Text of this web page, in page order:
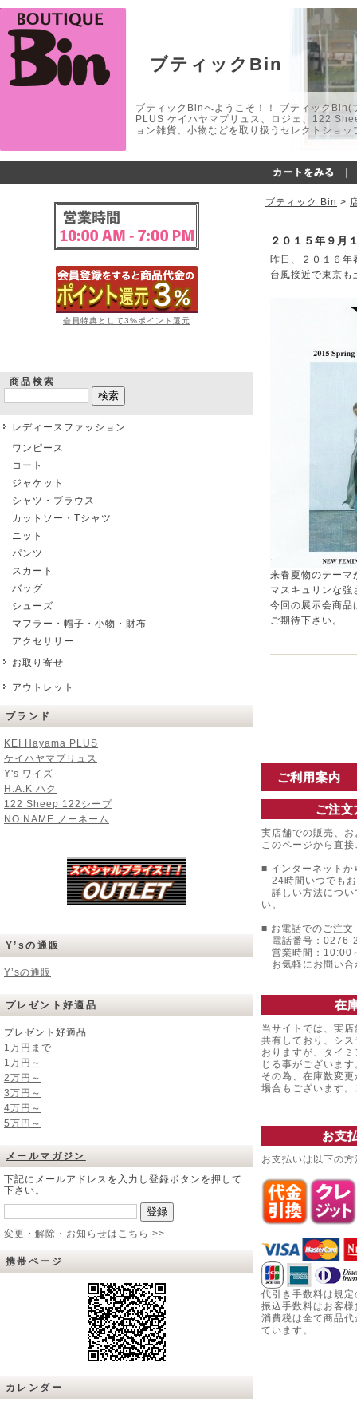
ブティックBin
ブティックBinへようこそ！！ ブティック
PLUS ケイハヤマプリュス、ロジェ、122
ョン雑貨、小物などを取り扱うセレクトショ
カートをみる
会員特典として3%ポイント還元
商品検索
レディースファッション
ワンピース
コート
ジャケット
シャツ・ブラウス
カットソー・Tシャツ
ニット
パンツ
スカート
バッグ
シューズ
マフラー・帽子・小物・財布
アクセサリー
お取り寄せ
アウトレット
ブランド
KEI Hayama PLUS
ケイハヤマプリュス
Y's ワイズ
H.A.K ハク
122 Sheep 122シープ
NO NAME ノーネーム
Y’sの通販
Y’sの通販
プレゼント好適品
プレゼント好適品
1万円まで
1万円～
2万円～
3万円～
4万円～
5万円～
メールマガジン
下記にメールアドレスを入力し登録ボタンを押して
下さい。
変更・解除・お知らせはこちら >>
携帯ページ
カレンダー
ブティック Bin >
２０１５年９月
昨日、２０１６年
台風接近で東京も
来春夏物のテーマ
マスキュリンな
今回の展示会商品
ご期待下さい。
ご利用案内
ご注
実店舗での販売、
このページから直
■ インターネットか
24時間いつでも
詳しい方法につい
い。
■ お電話でのご注文
電話番号：0276-
営業時間：10:00
お気軽にお問い合
在
当サイトでは、実
共有しており、シ
おりますが、タイ
じる事がございます
その為、在庫数変
場合もございます
お支
お支払いは以下の
代引き手数料は規
振込手数料はお客
消費税は全て商品
ています。